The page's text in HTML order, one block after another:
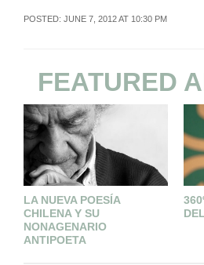
POSTED: JUNE 7, 2012 AT 10:30 PM
FEATURED
LA NUEVA POESÍA
CHILENA Y SU
NONAGENARIO
ANTIPOETA